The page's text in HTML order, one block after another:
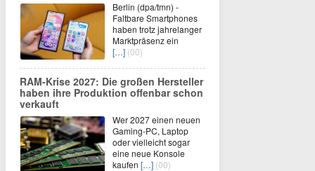
Berlin (dpa/tmn) -
Faltbare Smartphones
haben trotz jahrelanger
Marktpräsenz ein
[…] (00)
RAM-Krise 2027: Die großen Hersteller
haben ihre Produktion offenbar schon
verkauft
Wer 2027 einen neuen
Gaming-PC, Laptop
oder vielleicht sogar
eine neue Konsole
kaufen […] (00)